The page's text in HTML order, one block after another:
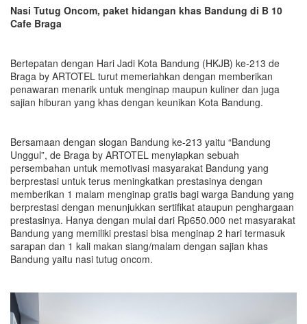
Nasi Tutug Oncom, paket hidangan khas Bandung di B 10
Cafe Braga
Bertepatan dengan Hari Jadi Kota Bandung (HKJB) ke-213 de
Braga by ARTOTEL turut memeriahkan dengan memberikan
penawaran menarik untuk menginap maupun kuliner dan juga
sajian hiburan yang khas dengan keunikan Kota Bandung.
Bersamaan dengan slogan Bandung ke-213 yaitu “Bandung
Unggul”, de Braga by ARTOTEL menyiapkan sebuah
persembahan untuk memotivasi masyarakat Bandung yang
berprestasi untuk terus meningkatkan prestasinya dengan
memberikan 1 malam menginap gratis bagi warga Bandung yang
berprestasi dengan menunjukkan sertifikat ataupun penghargaan
prestasinya. Hanya dengan mulai dari Rp650.000 net masyarakat
Bandung yang memiliki prestasi bisa menginap 2 hari termasuk
sarapan dan 1 kali makan siang/malam dengan sajian khas
Bandung yaitu nasi tutug oncom.